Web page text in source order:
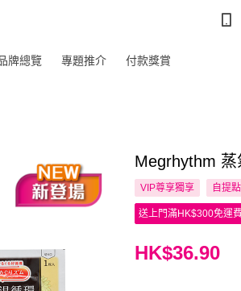
牌總覽 專題推介 付款獎賞
Megrhythm
VIP尊享獨享 自提
送上門滿HK$300免運
HK$36.90